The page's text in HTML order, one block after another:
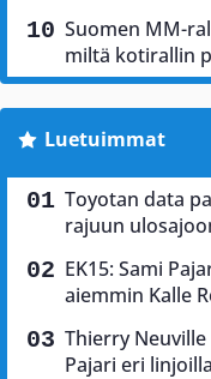
Suomen MM-
miltä kotirallin
Luetuimmat
Toyotan data
rajuun
EK15: Sami
aiemmin Kalle
Thierry
Pajari eri linjoilla